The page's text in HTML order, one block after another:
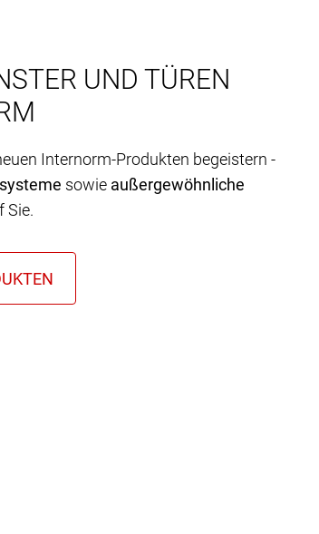
UND TÜREN
Internorm-Produkten begeistern -
sowie außergewöhnliche
Sie.